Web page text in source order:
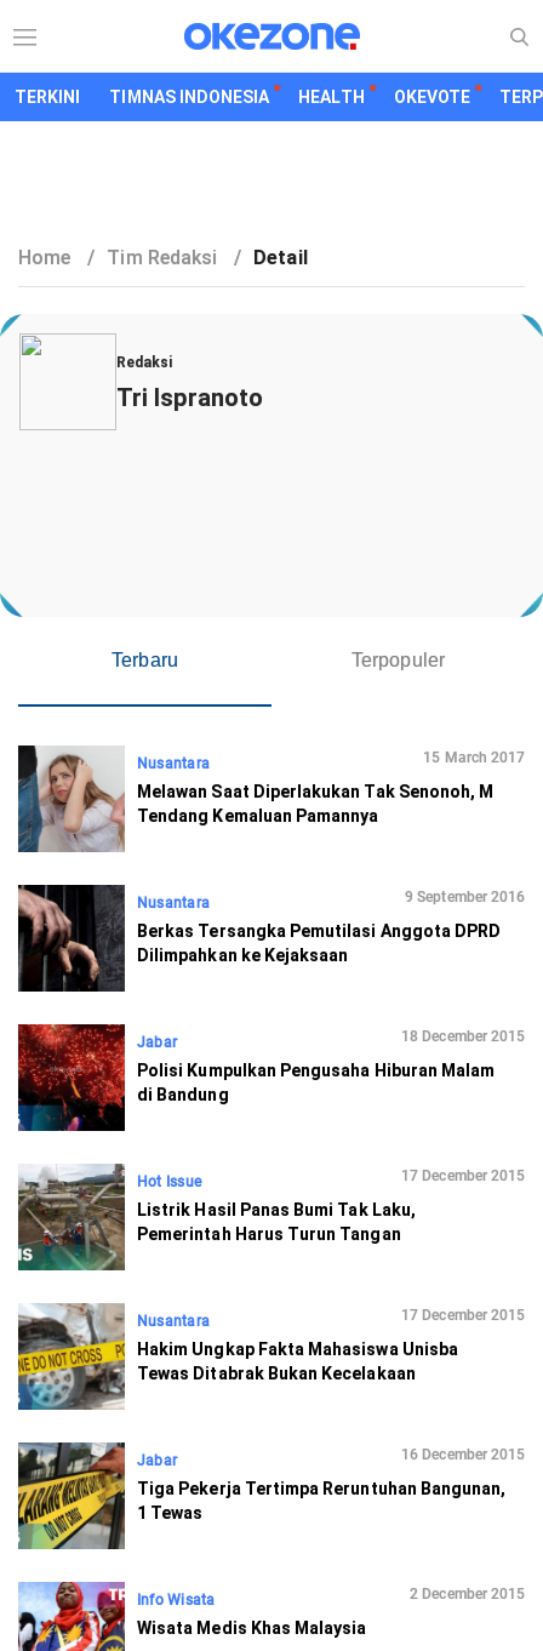
TERKINI TIMNAS INDONESIA HEALTH OKEVOTE
Home / Tim Redaksi / Detail
Redaksi
Tri Ispranoto
Terbaru Terpopuler
Nusantara 15 March 2017
Melawan Saat Diperlakukan Tak Senonoh, M
Tendang Kemaluan Pamannya
Nusantara 9 September 2016
Berkas Tersangka Pemutilasi Anggota DPRD
Dilimpahkan ke Kejaksaan
Jabar 18 December 2015
Polisi Kumpulkan Pengusaha Hiburan Malam
di Bandung
Hot Issue 17 December 2015
Listrik Hasil Panas Bumi Tak Laku,
Pemerintah Harus Turun Tangan
Nusantara 17 December 2015
Hakim Ungkap Fakta Mahasiswa Unisba
Tewas Ditabrak Bukan Kecelakaan
Jabar 16 December 2015
Tiga Pekerja Tertimpa Reruntuhan Bangunan,
1 Tewas
Info Wisata 2 December 2015
Wisata Medis Khas Malaysia